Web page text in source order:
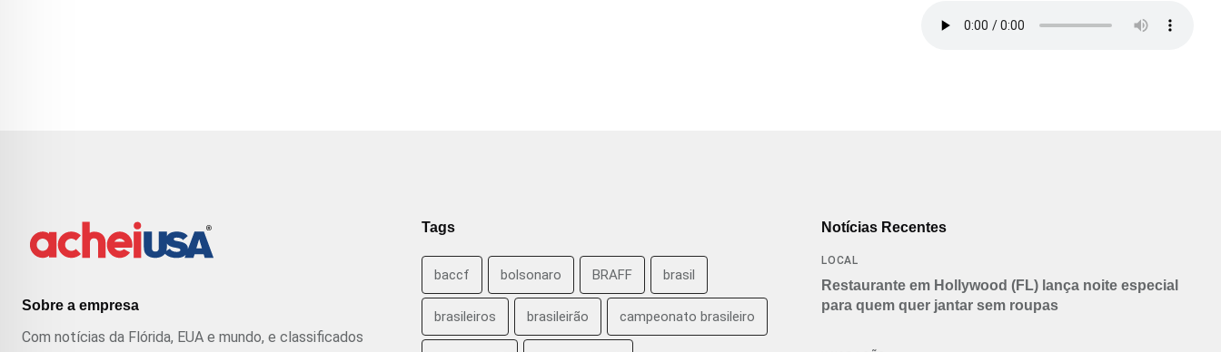
Sobre a empresa
Com notícias da Flórida, EUA e mundo, e classificados
Tags
baccf bolsonaro BRAFF brasil
brasileiros brasileirão campeonato brasileiro
Notícias Recentes
LOCAL
Restaurante em Hollywood (FL) lança noite especial
para quem quer jantar sem roupas